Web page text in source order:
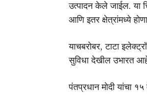
उत्पादन केले जाईल. या
आणि इतर क्षेत्रांमध्ये
याचबरोबर, टाटा
सुविधा देखील उभारत
पंतप्रधान मोदी यांचा